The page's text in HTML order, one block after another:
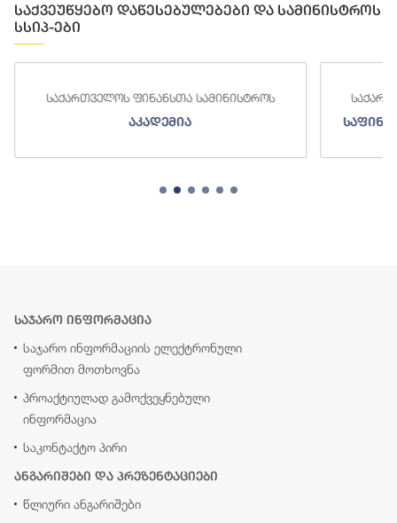
საქვეუწყებო დაწესებულებები და სამინისტროს
სსიპ-ები
საქართველოს ფინანსთა სამინისტროს
აკადემია
საჯარო ინფორმაცია
საჯარო ინფორმაციის ელექტრონული
ფორმით მოთხოვნა
პროაქტიულად გამოქვეყნებული
ინფორმაცია
საკონტაქტო პირი
ანგარიშები და პრეზენტაციები
წლიური ანგარიშები